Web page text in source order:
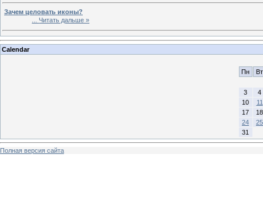
Зачем целовать иконы?
...Читать дальше »
Calendar
Пн Вт
3
4
10
11
17
18
24
25
31
Полная версия сайта